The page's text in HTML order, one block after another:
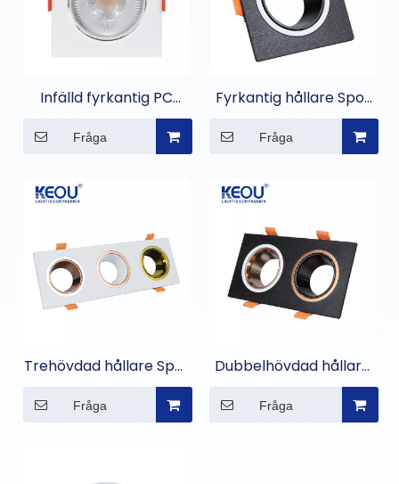
Infälld fyrkantig PC
Fråga
Fyrkantig hållare Spot
Fråga
Trehövdad hållare Spot
Fråga
Dubbelhövdad hållare
Spot Light Module
Fråga